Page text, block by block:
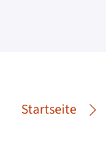
Startseite